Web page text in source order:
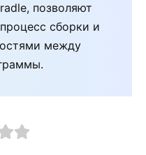
позволяют
сборки и
между